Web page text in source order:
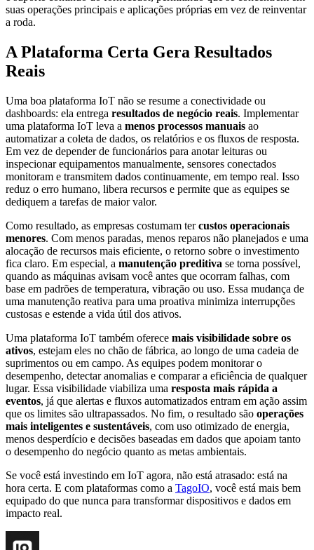
suas operações principais e aplicações próprias em vez de reinventar
a roda.
A Plataforma Certa Gera Resultados
Reais
Uma boa plataforma IoT não se resume a conectividade ou
dashboards: ela entrega resultados de negócio reais. Implementar
uma plataforma IoT leva a menos processos manuais ao
automatizar a coleta de dados, os relatórios e os fluxos de resposta.
Em vez de depender de funcionários para anotar leituras ou
inspecionar equipamentos manualmente, sensores conectados
monitoram e transmitem dados continuamente, em tempo real. Isso
reduz o erro humano, libera recursos e permite que as equipes se
dediquem a tarefas de maior valor.
Como resultado, as empresas costumam tercustos operacionais
menores. Com menos paradas, menos reparos não planejados e uma
alocação de recursos mais eficiente, o retorno sobre o investimento
fica claro. Em especial, a manutenção preditiva se torna possível,
quando as máquinas avisam você antes que ocorram falhas, com
base em padrões de temperatura, vibração ou uso. Essa mudança de
uma manutenção reativa para uma proativa minimiza interrupções
custosas e estende a vida útil dos ativos.
Uma plataforma IoT também oferece mais visibilidade sobre os
ativos, estejam eles no chão de fábrica, ao longo de uma cadeia de
suprimentos ou em campo. As equipes podem monitorar o
desempenho, detectar anomalias e comparar a eficiência de qualquer
lugar. Essa visibilidade viabiliza uma resposta mais rápida a
eventos, já que alertas e fluxos automatizados entram em ação assim
que os limites são ultrapassados. No fim, o resultado são operações
mais inteligentes e sustentáveis, com uso otimizado de energia,
menos desperdício e decisões baseadas em dados que apoiam tanto
o desempenho do negócio quanto as metas ambientais.
Se você está investindo em IoT agora, não está atrasado: está na
hora certa. E com plataformas como a TagoIO, você está mais bem
equipado do que nunca para transformar dispositivos e dados em
impacto real.